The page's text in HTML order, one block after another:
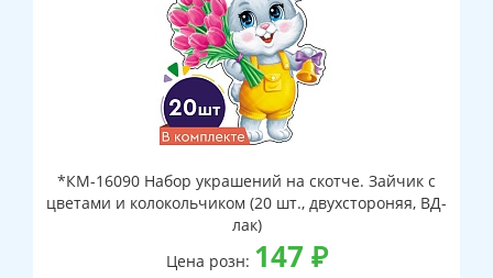
*КМ-16090 Набор украшений на скотче. Зайчик с
цветами и колокольчиком (20 шт., двухстороняя, ВД-
лак)
Цена розн: 147 ₽